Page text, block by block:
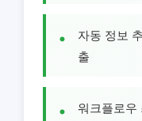
자동 정보
출
워크플로우